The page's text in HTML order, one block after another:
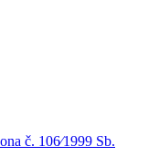
č. 106⁄1999 Sb.